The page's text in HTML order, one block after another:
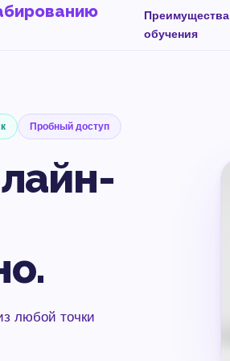
Преимущества
обучения
Пробный доступ
любой точки